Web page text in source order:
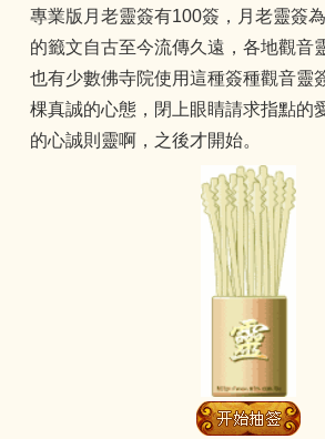
專業版月老靈簽有100簽，月老靈簽
的籤文自古至今流傳久遠，各地觀音
也有少數佛寺院使用這種簽種觀音靈
棵真誠的心態，閉上眼睛請求指點的
的心誠則靈啊，之後才開始。